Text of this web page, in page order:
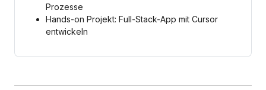
Prozesse
Hands-on Projekt: Full-Stack-App mit Cursor
entwickeln